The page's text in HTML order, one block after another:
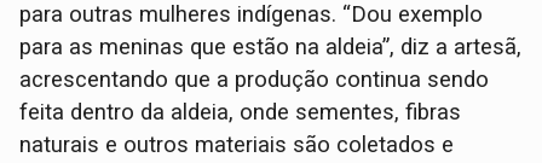
para outras mulheres indígenas. “Dou exemplo
para as meninas que estão na aldeia”, diz a artesã,
acrescentando que a produção continua sendo
feita dentro da aldeia, onde sementes, fibras
naturais e outros materiais são coletados e